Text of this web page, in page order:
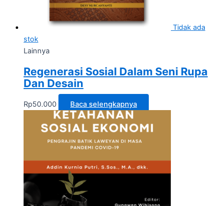
Tidak ada
stok
Lainnya
Regenerasi Sosial Dalam Seni Rupa
Dan Desain
Rp50.000 Baca selengkapnya